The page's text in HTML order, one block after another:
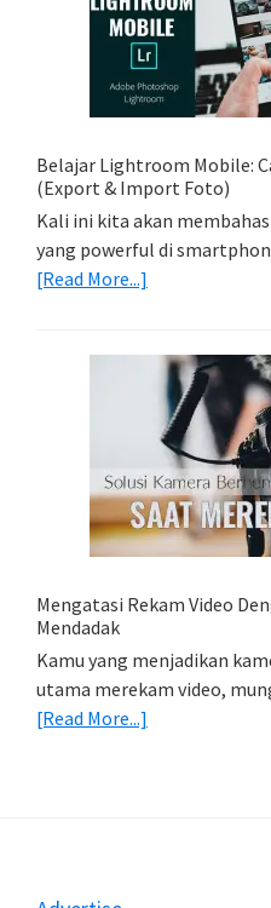
Foto
Light
Trail
Dengan
Belajar Lightroom Mobile:
(Export & Import Foto)
Kali ini kita akan
yang powerful di
[Read More...]
Mobile:
Cara
Simpan
Foto
Di
HP
(Export
Import
Mengatasi Rekam Video
Mendadak
Kamu yang menjadikan
utama merekam video,
[Read More...]